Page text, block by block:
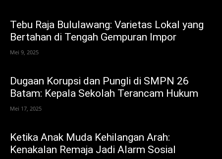
Tebu Raja Bululawang: Varietas Lokal yang
Bertahan di Tengah Gempuran Impor
Mei 9, 2025
Dugaan Korupsi dan Pungli di SMPN 26
Batam: Kepala Sekolah Terancam Hukum
Mei 17, 2025
Ketika Anak Muda Kehilangan Arah:
Kenakalan Remaja Jadi Alarm Sosial